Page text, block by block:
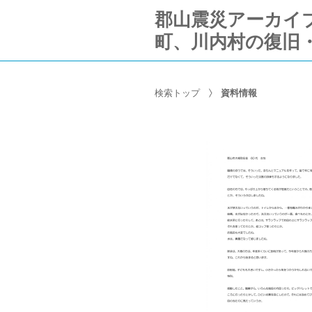
郡山震災アーカ
町、川内村の復旧
検索トップ 資料情報